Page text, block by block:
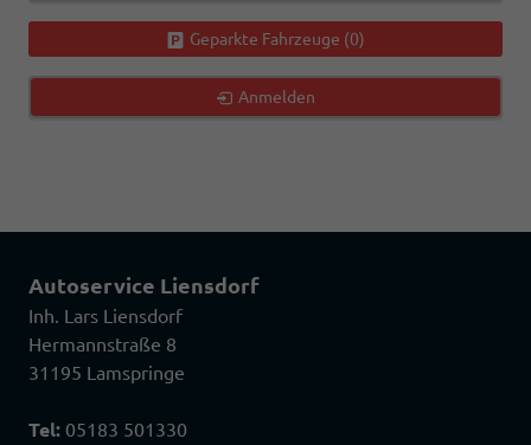
Geparkte Fahrzeuge (0)
Anmelden
Autoservice Liensdorf
Inh. Lars Liensdorf
Hermannstraße 8
31195 Lamspringe
Tel: 05183 501330